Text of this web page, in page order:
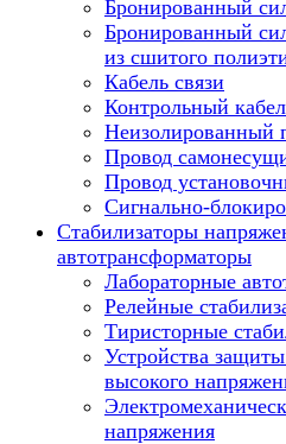
Бронированный
Бронированный
из сшитого
Кабель связи
Контрольный
Неизолированный
Провод
Провод
Сигнально-
Стабилизаторы
автотрансформаторы
Лабораторные
Релейные
Тиристорные
Устройства
высокого
напряжения